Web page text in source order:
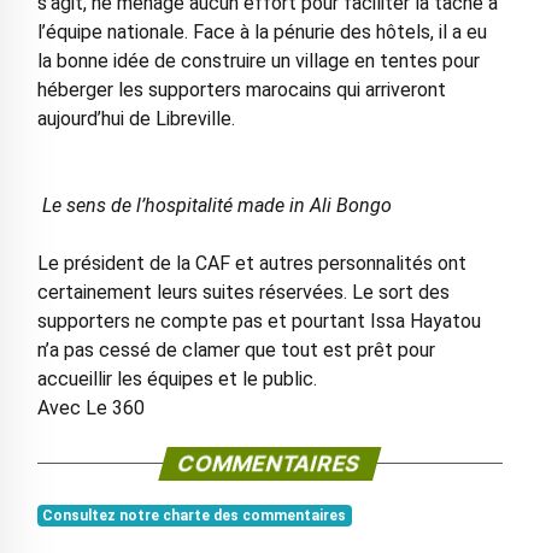
l’équipe nationale. Face à la pénurie des hôtels, il a eu
la bonne idée de construire un village en tentes pour
héberger les supporters marocains qui arriveront
aujourd’hui de Libreville.
Le sens de l’hospitalité made in Ali Bongo
Le président de la CAF et autres personnalités ont
certainement leurs suites réservées. Le sort des
supporters ne compte pas et pourtant Issa Hayatou
n’a pas cessé de clamer que tout est prêt pour
accueillir les équipes et le public.
Avec Le 360
COMMENTAIRES
Consultez notre charte des commentaires